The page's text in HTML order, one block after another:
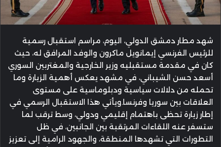
شهد مطار دمشق الدولي، اليوم، مراسم استقبال رسمية
للرئيس الفرنسي إيمانويل ماكرون والوفد المرافق له، حيث
كان في مقدمة مستقبليه وزير الخارجية والمغتربين السوري
أسعد حسن الشيباني، في مشهد يعكس أهمية الزيارة وما
تحمله من دلالات سياسية ودبلوماسية على مستوى
العلاقات بين سوريا وفرنسا.ويأتي هذا الاستقبال الرسمي في
إطار زيارة تحظى باهتمام إقليمي ودولي، وسط ترقب لما
ستسفر عنه اللقاءات المرتقبة بين الجانبين، في ظل
التطورات التي تشهدها المنطقة، والجهود الرامية إلى تعزيز